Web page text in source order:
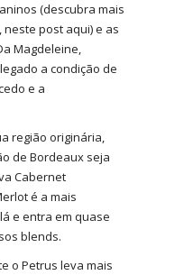
(descubra mais
post aqui) e as
Magdeleine,
a condição de
e a
região originária,
de Bordeaux seja
Cabernet
é a mais
e entra em quase
blends.
o Petrus leva mais